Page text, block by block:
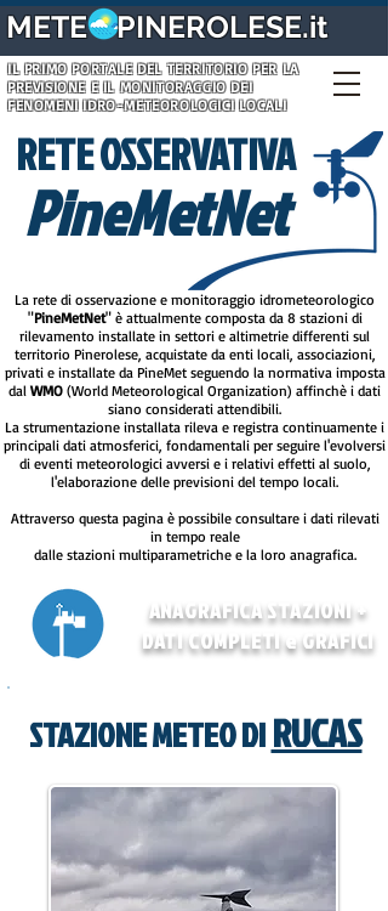
METE PINEROLESE.it
IL PRIMO PORTALE DEL TERRITORIO PER LA
PREVISIONE E IL MONITORAGGIO DEI
FENOMENI IDRO-METEOROLOGICI LOCALI
RETE OSSERVATIVA
PineMetNet
La rete di osservazione e monitoraggio idrometeorologico
"PineMetNet" è attualmente composta da 8 stazioni di
rilevamento installate in settori e altimetrie differenti sul
territorio Pinerolese, acquistate da enti locali, associazioni,
privati e installate da PineMet seguendo la normativa imposta
dal WMO (World Meteorological Organization) affinchè i dati
siano considerati attendibili.
La strumentazione installata rileva e registra continuamente i
principali dati atmosferici, fondamentali per seguire l'evolversi
di eventi meteorologici avversi e i relativi effetti al suolo,
l'elaborazione delle previsioni del tempo locali.
Attraverso questa pagina è possibile consultare i dati rilevati
in tempo reale
dalle stazioni multiparametriche e la loro anagrafica.
ANAGRAFICA STAZIONI +
DATI COMPLETI e GRAFICI
STAZIONE METEO DIRUCAS